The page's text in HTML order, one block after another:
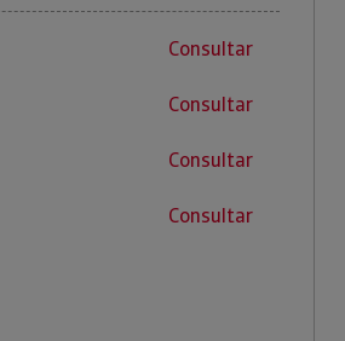
Consultar
Consultar
Consultar
Consultar